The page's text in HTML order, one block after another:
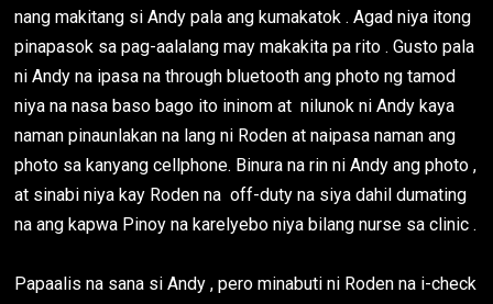
nang makitang si Andy pala ang kumakatok . Agad niya itong
pinapasok sa pag-aalalang may makakita pa rito . Gusto pala
ni Andy na ipasa na through bluetooth ang photo ng tamod
niya na nasa baso bago ito ininom at nilunok ni Andy kaya
naman pinaunlakan na lang ni Roden at naipasa naman ang
photo sa kanyang cellphone. Binura na rin ni Andy ang photo ,
at sinabi niya kay Roden na off-duty na siya dahil dumating
na ang kapwa Pinoy na karelyebo niya bilang nurse sa clinic .
Papaalis na sana si Andy , pero minabuti ni Roden na i-check